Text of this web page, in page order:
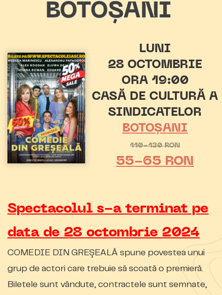
BOTOȘANI
LUNI
28 OCTOMBRIE
ORA 19:00
CASĂ DE CULTURĂ A
SINDICATELOR
BOTOȘANI
110-130 RON
55-65 RON
Spectacolul s-a terminat pe
data de 28 octombrie 2024
COMEDIE DIN GREȘEALĂ spune povestea unui
grup de actori care trebuie să scoată o premieră.
Biletele sunt vândute, contractele sunt semnate,